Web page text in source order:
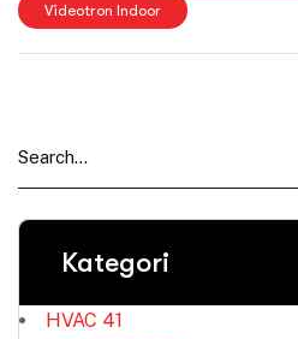
Videotron Indoor
Kategori
HVAC 41